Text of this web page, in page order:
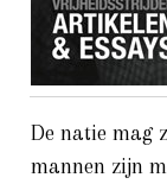
De natie mag
mannen zijn